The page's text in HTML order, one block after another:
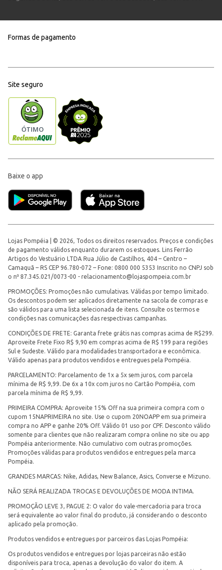
Formas de pagamento
Site seguro
Baixe o app
Lojas Pompéia | © 2026, Todos os direitos reservados. Preços e condições
de pagamento válidos enquanto durarem os estoques. Lins Ferrão
Artigos do Vestuário LTDA Rua Júlio de Castilhos, 404 – Centro –
Camaquã – RS CEP 96.780-072 – Fone: 0800 000 5353 Inscrito no CNPJ sob
o nº 87.345.021/0073-00 - relacionamento@lojaspompeia.com.br
PROMOÇÕES: Promoções não cumulativas. Válidas por tempo limitado.
Os descontos podem ser aplicados diretamente na sacola de compras e
são válidos para uma lista selecionada de itens. Consulte os termos e
condições nas comunicações das respectivas campanhas.
CONDIÇÕES DE FRETE: Garanta frete grátis nas compras acima de R$299.
Aproveite Frete Fixo R$ 9,90 em compras acima de R$ 199 para regiões
Sul e Sudeste. Válido para modalidades transportadora e econômica.
Válido apenas para produtos vendidos e entregues pela Pompéia.
PARCELAMENTO: Parcelamento de 1x a 5x sem juros, com parcela
mínima de R$ 9,99. De 6x a 10x com juros no Cartão Pompéia, com
parcela mínima de R$ 9,99.
PRIMEIRA COMPRA: Aproveite 15% Off na sua primeira compra com o
cupom 15NAPRIMEIRA no site. Use o cupom 20NOAPP em sua primeira
compra no APP e ganhe 20% Off. Válido 01 uso por CPF. Desconto válido
somente para clientes que não realizaram compra online no site ou app
Pompéia anteriormente. Não cumulativo com outras promoções.
Promoções válidas para produtos vendidos e entregues pela marca
Pompéia.
GRANDES MARCAS: Nike, Adidas, New Balance, Asics, Converse e Mizuno.
NÃO SERÁ REALIZADA TROCAS E DEVOLUÇÕES DE MODA INTIMA.
PROMOÇÃO LEVE 3, PAGUE 2: O valor do vale-mercadoria para troca
será equivalente ao valor final do produto, já considerando o desconto
aplicado pela promoção.
Produtos vendidos e entregues por parceiros das Lojas Pompéia:
Os produtos vendidos e entregues por lojas parceiras não estão
disponíveis para troca, apenas a devolução do valor do item. A